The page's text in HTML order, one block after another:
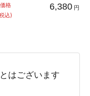
格
込)
6,380 円 (税
はございます